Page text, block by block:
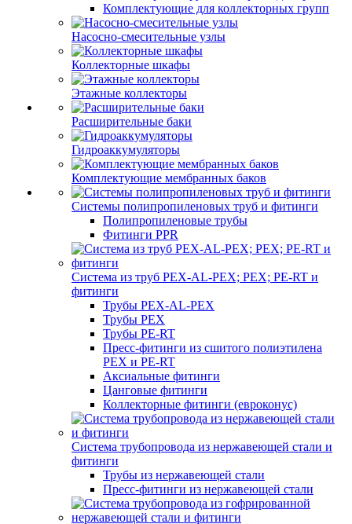
Комплектующие для коллекторных групп
Насосно-смесительные узлы
Коллекторные шкафы
Этажные коллекторы
Расширительные баки
Гидроаккумуляторы
Комплектующие мембранных баков
Системы полипропиленовых труб и фитинги
Полипропиленовые трубы
Фитинги PPR
Система из труб PEX-AL-PEX; PEX; PE-RT и
фитинги
Трубы PEX-AL-PEX
Трубы PEX
Трубы PE-RT
Пресс-фитинги из сшитого полиэтилена
PEX и PE-RT
Аксиальные фитинги
Цанговые фитинги
Коллекторные фитинги (евроконус)
Система трубопровода из нержавеющей стали и
фитинги
Трубы из нержавеющей стали
Пресс-фитинги из нержавеющей стали